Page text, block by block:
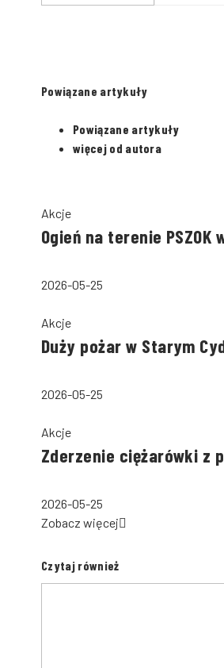
Powiązane artykuły
Powiązane artykuły
więcej od autora
Akcje
Ogień na terenie
2026-05-25
Akcje
Duży pożar w Starym
2026-05-25
Akcje
Zderzenie ciężarówki z
2026-05-25
Zobacz więcej
Czytaj również